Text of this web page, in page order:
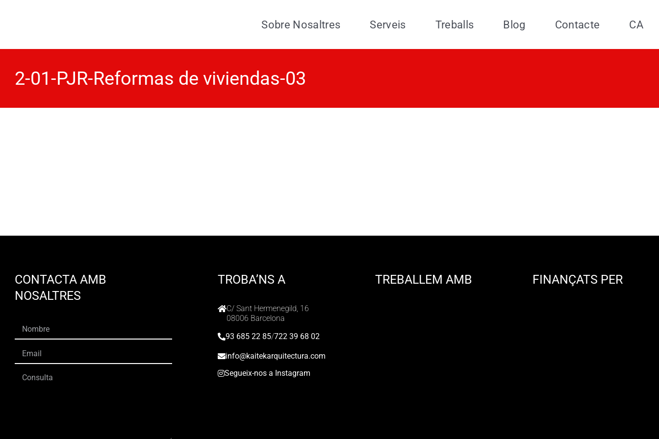
Sobre Nosaltres Serveis Treballs Blog Contacte CA
2-01-PJR-Reformas de viviendas-03
CONTACTA AMB
NOSALTRES
TROBA’NS A
C/ Sant Hermenegild, 16
08006 Barcelona
93 685 22 85/722 39 68 02
info@kaitekarquitectura.com
Segueix-nos a Instagram
TREBALLEM AMB FINANÇATS PER